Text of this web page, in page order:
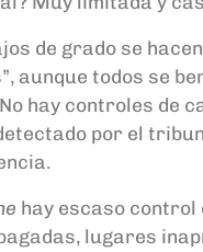
de grado se
aunque todos se
hay controles de
por el
hay escaso
lugares